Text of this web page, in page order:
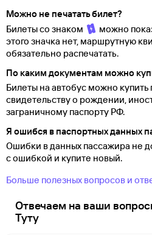
Можно не печатать билет?
Билеты со знаком
можно
этого значка нет, маршрутную
обязательно распечатать.
По каким документам можно
Билеты на автобус можно купить
свидетельству о рождении,
заграничному паспорту РФ.
Я ошибся в паспортных данных
Ошибки в данных пассажира не
с ошибкой и купите новый.
Больше полезных вопросов и
Отвечаем на ваши
Туту